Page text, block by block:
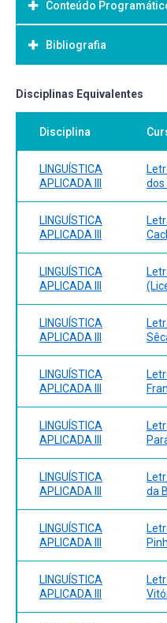
Objetivo Geral:
Conteúdo
Bibliografia
Bibliografia Básica:
Disciplinas Equivalentes
Disciplina
LINGUÍSTICA
APLICADA III
dos
LINGUÍSTICA
APLICADA III
LINGUÍSTICA
APLICADA III
LINGUÍSTICA
APLICADA III
LINGUÍSTICA
APLICADA III
LINGUÍSTICA
APLICADA III
LINGUÍSTICA
APLICADA III
da
LINGUÍSTICA
APLICADA III
LINGUÍSTICA
APLICADA III